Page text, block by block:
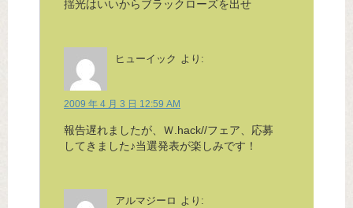
揺光はいいからブラックローズを出せ
ヒューイック より:
2009 年 4 月 3 日 12:59 AM
報告遅れましたが、Ｗ.hack//フェア、応募
してきました♪当選発表が楽しみです！
アルマジーロ より: